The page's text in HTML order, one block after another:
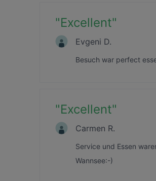
"Excellent"
Evgeni D.
Besuch war perfect
"Excellent"
Carmen R.
Service und Essen
Wannsee:-)